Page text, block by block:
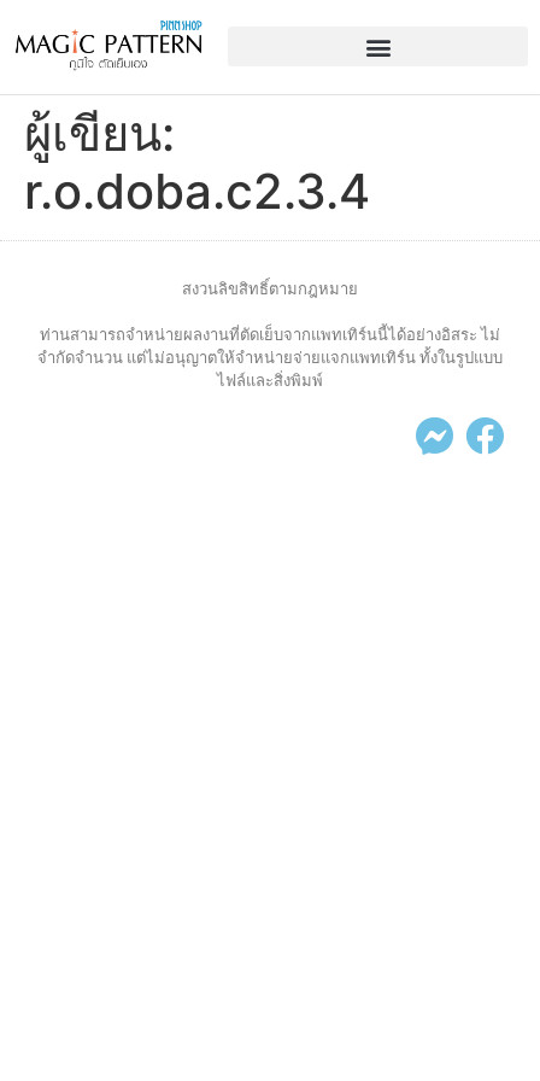
ผู้เขียน:
r.o.doba.c2.3.4
สงวนลิขสิทธิ์ตามกฎหมาย
ท่านสามารถจำหน่ายผลงานที่ตัดเย็บจากแพทเทิร์นนี้ได้อย่างอิสระ ไม่
จำกัดจำนวน แต่ไม่อนุญาตให้จำหน่ายจ่ายแจกแพทเทิร์น ทั้งในรูปแบบ
ไฟล์และสิ่งพิมพ์